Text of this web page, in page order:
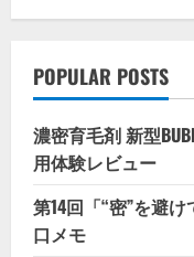
POPULAR POSTS
濃密育毛剤 新型
用体験レビュー
第14回「“密”を避
口メモ